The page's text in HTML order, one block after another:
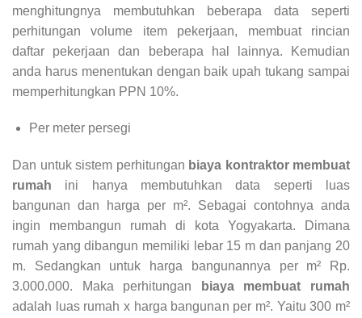
menghitungnya membutuhkan beberapa data seperti
perhitungan volume item pekerjaan, membuat rincian
daftar pekerjaan dan beberapa hal lainnya. Kemudian
anda harus menentukan dengan baik upah tukang sampai
memperhitungkan PPN 10%.
Per meter persegi
Dan untuk sistem perhitungan biaya kontraktor membuat
rumah ini hanya membutuhkan data seperti luas
bangunan dan harga per m². Sebagai contohnya anda
ingin membangun rumah di kota Yogyakarta. Dimana
rumah yang dibangun memiliki lebar 15 m dan panjang 20
m. Sedangkan untuk harga bangunannya per m² Rp.
3.000.000. Maka perhitungan
biaya membuat rumah
adalah luas rumah x harga bangunan per m². Yaitu 300 m²